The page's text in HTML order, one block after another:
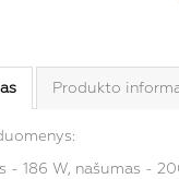
Produkto
- 186 W, našumas -